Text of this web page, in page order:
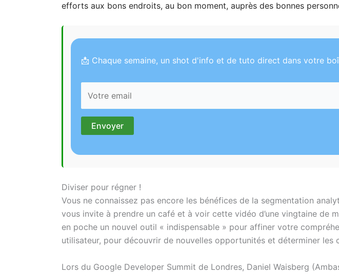
efforts aux bons endroits, au bon moment, auprès des bonnes
📩 Chaque semaine, un shot d'info et de tuto direct dans votre
Diviser pour régner !
Vous ne connaissez pas encore les bénéfices de la segmentation
vous invite à prendre un café et à voir cette vidéo d’une vingtaine de
en poche un nouvel outil « indispensable » pour affiner votre
utilisateur, pour découvrir de nouvelles opportunités et déterminer les
Lors du Google Developer Summit de Londres, Daniel Waisberg